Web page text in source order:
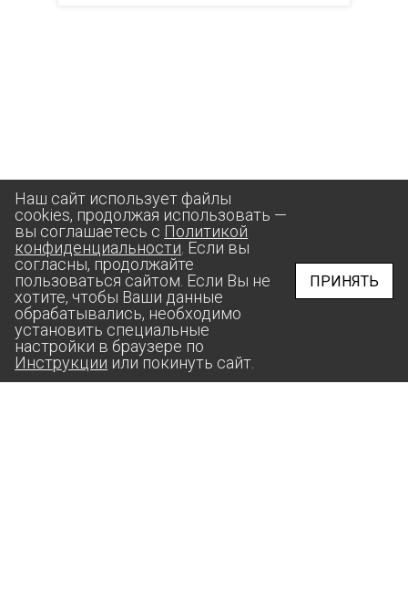
Наш сайт использует файлы
cookies, продолжая использовать —
вы соглашаетесь с Политикой
конфиденциальности . Если вы
согласны, продолжайте
пользоваться сайтом. Если Вы не
хотите, чтобы Ваши данные
обрабатывались, необходимо
установить специальные
настройки в браузере по
Инструкции или покинуть сайт.
ПРИНЯТЬ